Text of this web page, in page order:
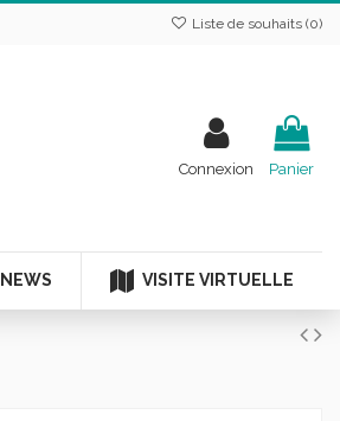
Liste de souhaits (0)
Connexion Panier
VISITE VIRTUELLE
NEWS